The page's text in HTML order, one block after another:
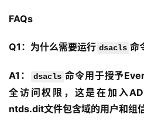
FAQs
Q1：为什么需要运行 dsacls 命
A1： dsacls 命令用于授予
全访问权限，这是在加入
ntds.dit文件包含域的用户和组信